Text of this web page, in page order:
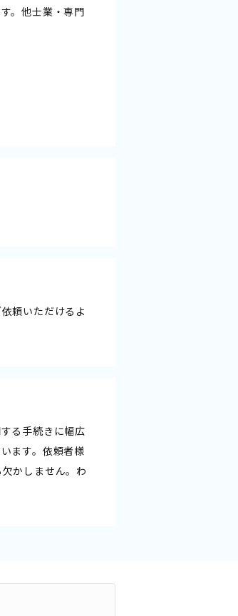
。他士業・専門
頼いただけるよ
る手続きに幅広
ます。依頼者様
かしません。わ